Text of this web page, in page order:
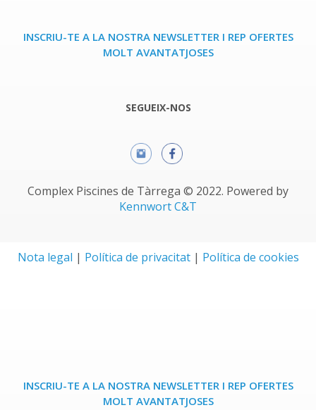
INSCRIU-TE A LA NOSTRA NEWSLETTER I REP OFERTES
MOLT AVANTATJOSES
SEGUEIX-NOS
Complex Piscines de Tàrrega © 2022. Powered by
Kennwort C&T
Nota legal | Política de privacitat| Política de cookies
INSCRIU-TE A LA NOSTRA NEWSLETTER I REP OFERTES
MOLT AVANTATJOSES